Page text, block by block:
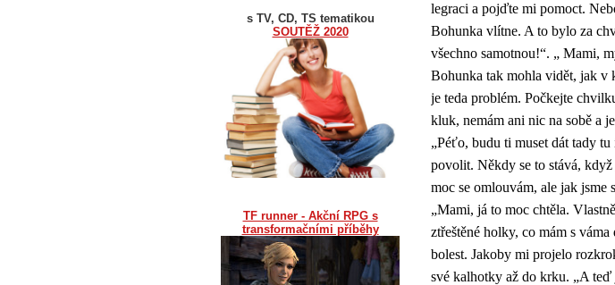
legraci a pojďte mi pomoct.
Bohunka vlítne. A to bylo za
všechno samotnou!“. „ Mami,
Bohunka tak mohla vidět, jak v
je teda problém. Počkejte
kluk, nemám ani nic na sobě a
„Péťo, budu ti muset dát tady
povolit. Někdy se to stává,
moc se omlouvám, ale jak jsme
„Mami, já to moc chtěla.
ztřeštěné holky, co mám s
bolest. Jakoby mi projelo
své kalhotky až do krku. „A teď
s TV, CD, TS tematikou
SOUTĚŽ 2020
TF runner - Akční RPG s
transformačními příběhy